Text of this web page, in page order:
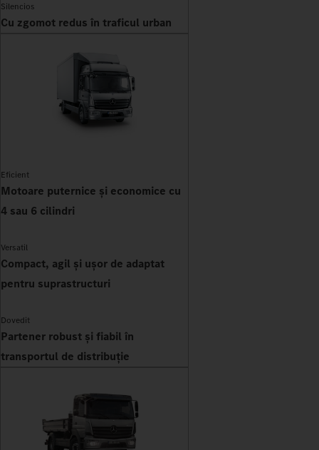
Silencios
Cu zgomot redus în traficul urban
Eficient
Motoare puternice și economice cu
4 sau 6 cilindri
Versatil
Compact, agil și ușor de adaptat
pentru suprastructuri
Dovedit
Partener robust și fiabil în
transportul de distribuție